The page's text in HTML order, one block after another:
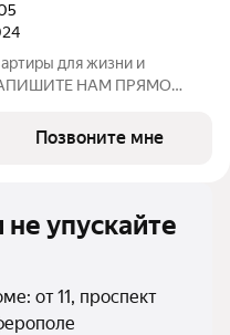
для жизни и
НАМ ПРЯМО
в эксплуатацию: 1
Позвоните мне
упускайте
от 11, проспект